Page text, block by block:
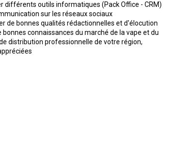
différents outils informatiques (Pack Office - CRM)
sur les réseaux sociaux
de bonnes qualités rédactionnelles et d'élocution
bonnes connaissances du marché de la vape et du
distribution professionnelle de votre région,